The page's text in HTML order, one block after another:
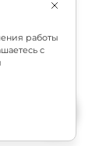
работы
с